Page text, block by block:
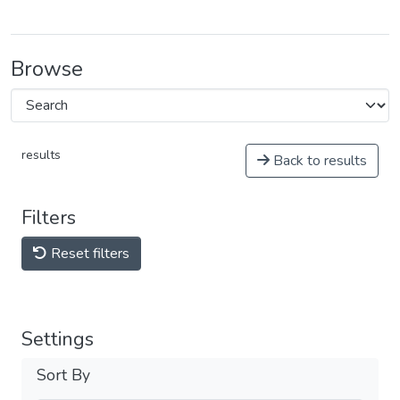
Browse
results Back to results
Filters
Reset filters
Settings
Sort By